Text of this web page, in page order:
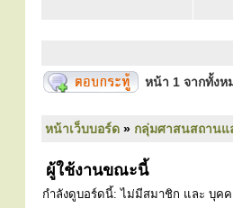
หน้า 1 จากทั้งห
หน้าเว็บบอร์ด » กลุ่มศาสนสถาน
ผู้ใช้งานขณะนี้
กำลังดูบอร์ดนี้: ไม่มีสมาชิก และ บุค